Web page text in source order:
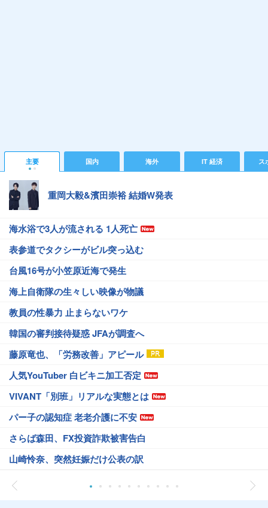
主要 国内 海外 IT 経済 ス
重岡大毅&濱田崇裕 結婚W発表
海水浴で3人が流される 1人死亡
表参道でタクシーがビル突っ込む
台風16号が小笠原近海で発生
海上自衛隊の生々しい映像が物議
教員の性暴力 止まらないワケ
韓国の審判接待疑惑 JFAが調査へ
藤原竜也、「労務改善」アピール
人気YouTuber 白ビキニ加工否定
VIVANT「別班」リアルな実態とは
パー子の認知症 老老介護に不安
さらば森田、FX投資詐欺被害告白
山崎怜奈、突然妊娠だけ公表の訳